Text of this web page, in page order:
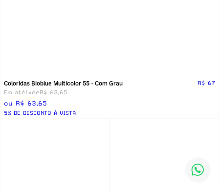
Coloridas Bioblue Multicolor 55 - Com Grau
R$ 67
Em até1xdeR$ 63,65
ou R$ 63,65
5% DE DESCONTO Á VISTA